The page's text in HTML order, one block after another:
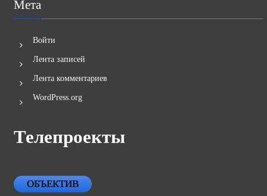
Мета
Телепроекты